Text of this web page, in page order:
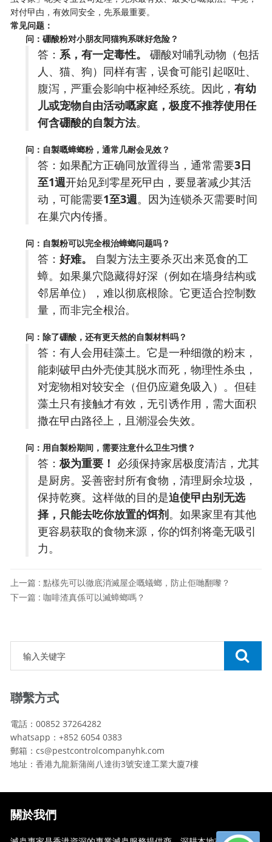
对付曱甴，有效同安全，先系最重要。
常见问题：
问：硼酸粉对小朋友同猫狗系咪好危险？
答：系，有一定毒性。
硼酸对哺乳动物（包括
人、猫、狗）同样有害，误食可能引起呕吐、
腹泻，严重会影响中枢神经系统。因此，有幼
儿或宠物自由活动嘅家庭，极度不推荐使用任
何含硼酸的自製方法。
问：自製嘅蟑螂粉，通常几耐会见效？
答：如果配方正确同放置得当，通常需要3日
至1週开始见到零星死曱甴，要显著减少其活
动，可能需要1至3週。因为连锁杀灭需要时间
在巢穴内传播。
问：自製粉可以完全根治蟑螂问题吗？
答：好难。
自製方法主要杀灭出来觅食的工
蟑。如果巢穴隐藏得好深（例如在墙身结构或
邻居单位），难以彻底根除。它更适合控制数
量，而非完全根治。
问：除了硼酸，还有更天然的自製材料吗？
答：有人会用硅藻土。它是一种细微的粉末，
能刺破曱甴外壳使其脱水而死，物理性杀虫，
对宠物相对较安全（但仍应避免吸入）。但硅
藻土只有接触才有效，无引诱作用，需大面积
撒在曱甴路径上，且潮湿会失效。
问：用自製粉期间，需要注意什么卫生习惯？
答：极为重要！ 必须保持家居极度清洁，尤其
是厨房。妥善密封所有食物，清理厨余垃圾，
保持乾爽。这样做的目的是迫使曱甴别无选
择，只能去吃你放置的饵剂。如果家里有其他
更容易获取的食物来源，你的饵剂将毫无吸引
力。
上一篇 : 點樣先可以徹底消滅屋企嘅蟻螂，防止佢哋翻嚟？
下一篇 : 咖啡渣真係可以滅蟑螂嗎？
聯繫方式
電話：00852 37264282
whatsapp：+852 6054 0383
郵箱：cs@pestcontrolcompanyhk.com
地址：香港九龍新蒲崗八達街3號安達工業大廈7樓
關於我們